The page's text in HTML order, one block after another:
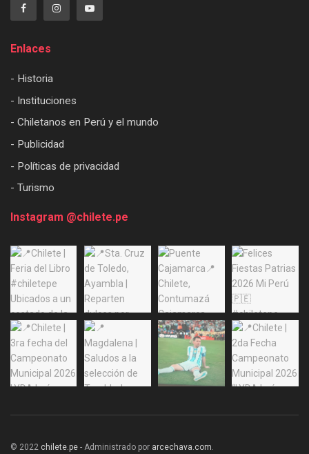
Enlaces
- Historia
- Instituciones
- Chiletanos en Perú y el mundo
- Publicidad
- Políticas de privacidad
- Turismo
Instagram @chilete.pe
© 2022 chilete.pe - Administrado por arcechava.com